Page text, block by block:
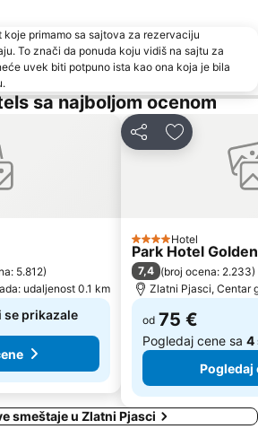
koje primamo sa sajtova za rezervaciju
To znači da ponuda koju vidiš na sajtu za
uvek biti potpuno ista kao ona koja je bila
sa najboljom ocenom
5.812)
udaljenost 0.1 km
se prikazale
Deli Dodati u
4 Zvezdice
Hotel
Park Hotel
7,4 (broj ocena: 2.233)
Zlatni Pjasci, Centar
od 75 €
Pogledaj cene sa 4
Pogledaj
smeštaje u Zlatni Pjasci